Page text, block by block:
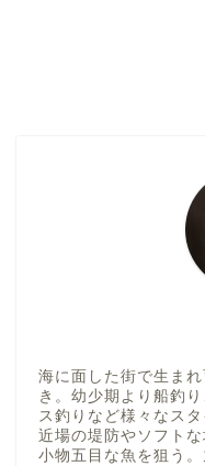
海に面した街で生ま
き。幼少期より船釣
ス釣りなど様々なス
近場の堤防やソフト
小物五目な魚を狙う